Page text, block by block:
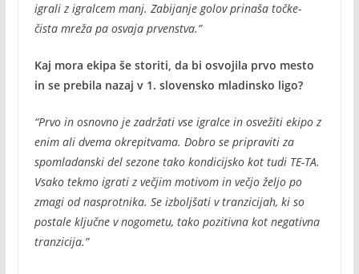
igrali z igralcem manj. Zabijanje golov prinaša točke-
čista mreža pa osvaja prvenstva.”
Kaj mora ekipa še storiti, da bi osvojila prvo mesto
in se prebila nazaj v 1. slovensko mladinsko ligo?
“Prvo in osnovno je zadržati vse igralce in osvežiti ekipo z
enim ali dvema okrepitvama. Dobro se pripraviti za
spomladanski del sezone tako kondicijsko kot tudi TE-TA.
Vsako tekmo igrati z večjim motivom in večjo željo po
zmagi od nasprotnika. Se izboljšati v tranzicijah, ki so
postale ključne v nogometu, tako pozitivna kot negativna
tranzicija.”